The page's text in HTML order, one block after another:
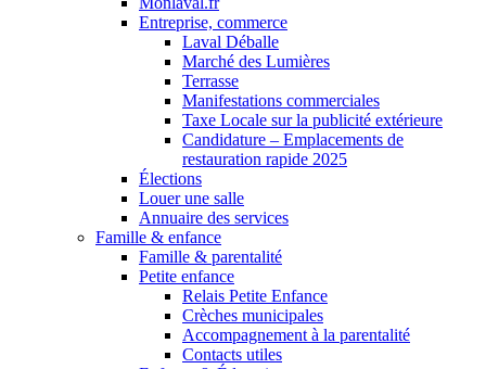
Entreprise, commerce
Laval Déballe
Marché des Lumières
Terrasse
Manifestations commerciales
Taxe Locale sur la publicité extérieure
Candidature – Emplacements de
restauration rapide 2025
Élections
Louer une salle
Annuaire des services
Famille & enfance
Famille & parentalité
Petite enfance
Relais Petite Enfance
Crèches municipales
Accompagnement à la parentalité
Contacts utiles